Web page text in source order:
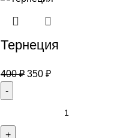
Тернеция
400₽ 350 ₽